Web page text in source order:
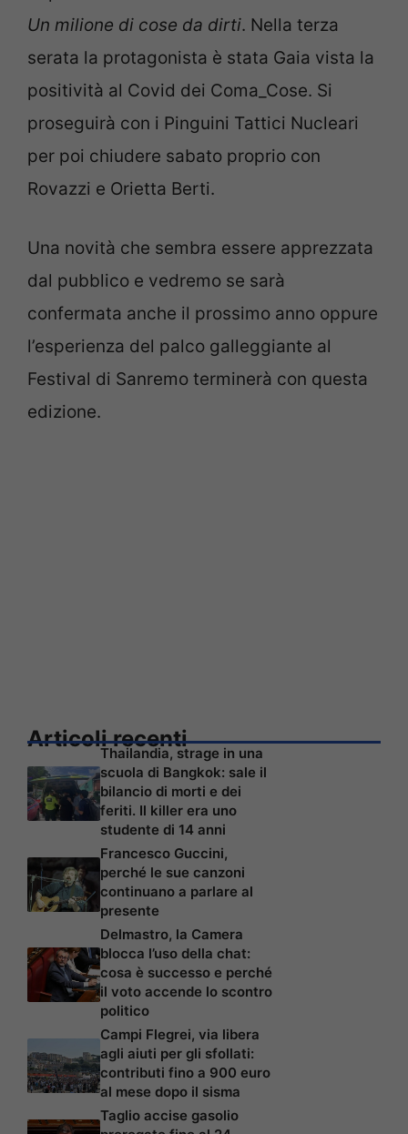
Un milione di cose da dirti. Nella terza
serata la protagonista è stata Gaia vista la
positività al Covid dei Coma_Cose. Si
proseguirà con i Pinguini Tattici Nucleari
per poi chiudere sabato proprio con
Rovazzi e Orietta Berti.
Una novità che sembra essere apprezzata
dal pubblico e vedremo se sarà
confermata anche il prossimo anno oppure
l’esperienza del palco galleggiante al
Festival di Sanremo terminerà con questa
edizione.
Articoli recenti
Thailandia, strage in una
scuola di Bangkok: sale il
bilancio di morti e dei
feriti. Il killer era uno
studente di 14 anni
Francesco Guccini,
perché le sue canzoni
continuano a parlare al
presente
Delmastro, la Camera
blocca l’uso della chat:
cosa è successo e perché
il voto accende lo scontro
politico
Campi Flegrei, via libera
agli aiuti per gli sfollati:
contributi fino a 900 euro
al mese dopo il sisma
Taglio accise gasolio